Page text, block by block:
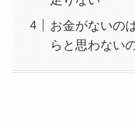
お金がないの
らと思わない